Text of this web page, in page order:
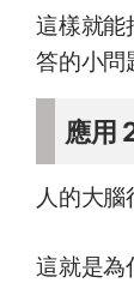
這樣就能
答的小問
應用
人的大腦
這就是為